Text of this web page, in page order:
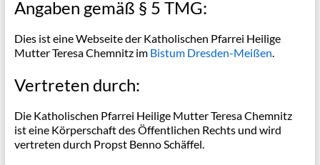
Angaben gemäß § 5 TMG:
Dies ist eine Webseite der Katholischen Pfarrei Heilige
Mutter Teresa Chemnitz im Bistum Dresden-Meißen.
Vertreten durch:
Die Katholischen Pfarrei Heilige Mutter Teresa Chemnitz
ist eine Körperschaft des Öffentlichen Rechts und wird
vertreten durch Propst Benno Schäffel.